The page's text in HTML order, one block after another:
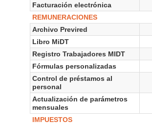
Facturación electrónica
REMUNERACIONES
Archivo Previred
Libro MiDT
Registro Trabajadores MIDT
Fórmulas personalizadas
Control de préstamos al
personal
Actualización de parámetros
mensuales
IMPUESTOS